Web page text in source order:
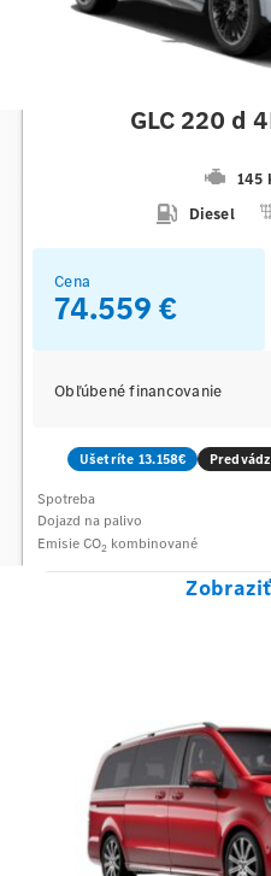
GLC 220 d
145
Diesel
Cena
74.559 €
Obľúbené financovanie
Ušetríte 13.158€
Spotreba
Dojazd na palivo
Emisie CO2 kombinované